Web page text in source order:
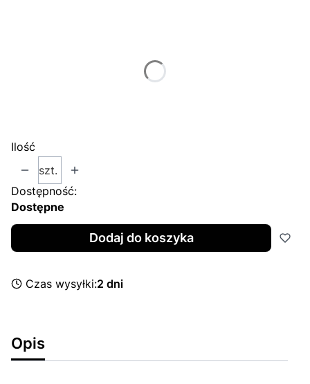
Ilość
szt.
Dostępność:
Dostępne
Dodaj do koszyka
Czas wysyłki:2 dni
Opis